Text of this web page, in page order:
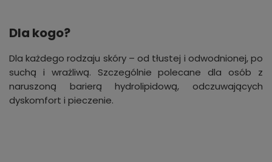
Dla kogo?
Dla każdego rodzaju skóry – od tłustej i odwodnionej, po
suchą i wrażliwą. Szczególnie polecane dla osób z
naruszoną barierą hydrolipidową, odczuwających
dyskomfort i pieczenie.